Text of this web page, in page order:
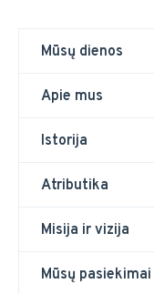
Mūsų dienos
Apie mus
Istorija
Atributika
Misija ir vizija
Mūsų pasiekimai